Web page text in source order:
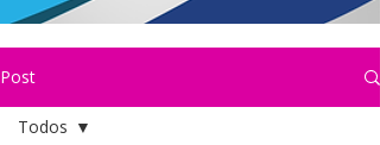
Post
Todos